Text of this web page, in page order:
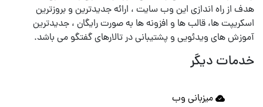
هدف از راه اندازی این وب سایت ، ارائه جدیدترین و بروزترین
اسکریپت ها، قالب ها و افزونه ها به صورت رایگان ، جدیدترین
آموزش های ویدئویی و پشتیبانی در تالارهای گفتگو می باشد.
خدمات دیگر
میزبانی وب